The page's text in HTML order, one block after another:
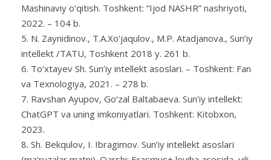
Mashinaviy o‘qitish. Toshkent: “Ijod NASHR” nashriyoti,
2022. – 104 b.
N. Zaynidinov., T.A.Xo‘jaqulov., M.P. Atadjanova., Sun’iy
intellekt /TATU, Toshkent 2018 y. 261 b.
To‘xtayev Sh. Sun’iy intellekt asoslari. – Toshkent: Fan
va Texnologiya, 2021. – 278 b.
Ravshan Ayupov, Go‘zal Baltabaeva. Sun’iy intellekt:
ChatGPT va uning imkoniyatlari. Toshkent: Kitobxon,
2023.
Sh. Bekqulov, I. Ibragimov. Sun’iy intellekt asoslari